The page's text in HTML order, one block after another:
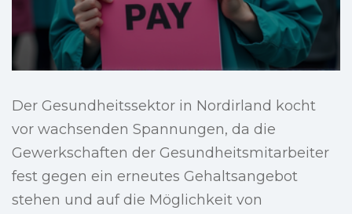
Der Gesundheitssektor in Nordirland kocht
vor wachsenden Spannungen, da die
Gewerkschaften der Gesundheitsmitarbeiter
fest gegen ein erneutes Gehaltsangebot
stehen und auf die Möglichkeit von